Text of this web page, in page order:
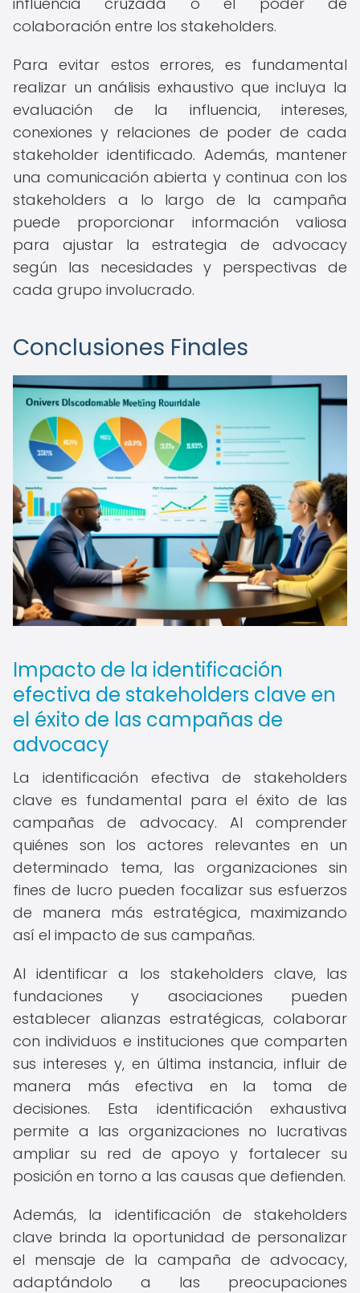
colaboración entre los stakeholders.
Para evitar estos errores, es fundamental
realizar un análisis exhaustivo que incluya la
evaluación de la influencia, intereses,
conexiones y relaciones de poder de cada
stakeholder identificado. Además, mantener
una comunicación abierta y continua con los
stakeholders a lo largo de la campaña
puede proporcionar información valiosa
para ajustar la estrategia de advocacy
según las necesidades y perspectivas de
cada grupo involucrado.
Conclusiones Finales
Impacto de la identificación
efectiva de stakeholders clave en
el éxito de las campañas de
advocacy
La identificación efectiva de stakeholders
clave es fundamental para el éxito de las
campañas de advocacy. Al comprender
quiénes son los actores relevantes en un
determinado tema, las organizaciones sin
fines de lucro pueden focalizar sus esfuerzos
de manera más estratégica, maximizando
así el impacto de sus campañas.
Al identificar a los stakeholders clave, las
fundaciones y asociaciones pueden
establecer alianzas estratégicas, colaborar
con individuos e instituciones que comparten
sus intereses y, en última instancia, influir de
manera más efectiva en la toma de
decisiones. Esta identificación exhaustiva
permite a las organizaciones no lucrativas
ampliar su red de apoyo y fortalecer su
posición en torno a las causas que defienden.
Además, la identificación de stakeholders
clave brinda la oportunidad de personalizar
el mensaje de la campaña de advocacy,
adaptándolo a las preocupaciones